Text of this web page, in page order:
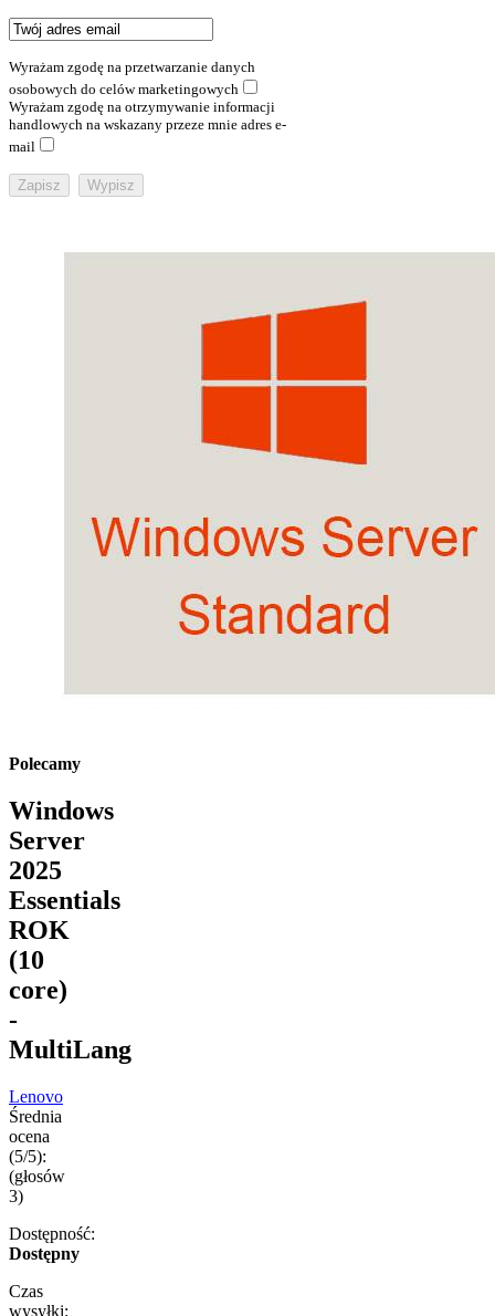
Wyrażam zgodę na przetwarzanie danych
osobowych do celów marketingowych
Wyrażam zgodę na otrzymywanie informacji
handlowych na wskazany przeze mnie adres e-
mail
Polecamy
Windows
Server
2025
Essentials
ROK
(10
core)
-
MultiLang
Lenovo
Średnia
ocena
(5/5):
(głosów
3)
Dostępność:
Dostępny
Czas
wysyłki: